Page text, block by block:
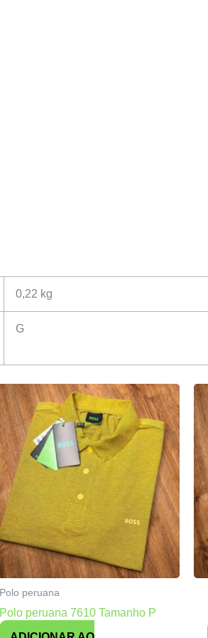
0,22 kg
G
Polo peruana
Polo peruana 7610 Tamanho P